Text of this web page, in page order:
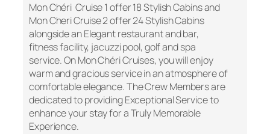
Mon Chéri Cruise 1 offer 18 Stylish Cabins and
Mon Cheri Cruise 2 offer 24 Stylish Cabins
alongside an Elegant restaurant and bar,
fitness facility, jacuzzi pool, golf and spa
service. On Mon Chéri Cruises, you will enjoy
warm and gracious service in an atmosphere of
comfortable elegance. The Crew Members are
dedicated to providing Exceptional Service to
enhance your stay for a Truly Memorable
Experience.